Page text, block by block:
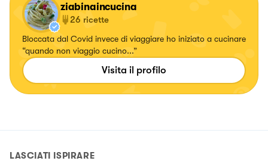
ziabinaincucina
26 ricette
Bloccata dal Covid invece di viaggiare ho iniziato a cucinare
“quando non viaggio cucino...”
Visita il profilo
LASCIATI ISPIRARE